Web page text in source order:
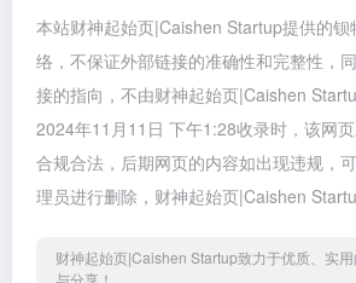
本站财神起始页|Caishen Startup提供的钡
络，不保证外部链接的准确性和完整性，
接的指向，不由财神起始页|Caishen
2024年11月11日 下午1:28收录时，该网
合规合法，后期网页的内容如出现违规，
理员进行删除，财神起始页|Caishen
财神起始页|Caishen Startup致力于优质、实
与分享！